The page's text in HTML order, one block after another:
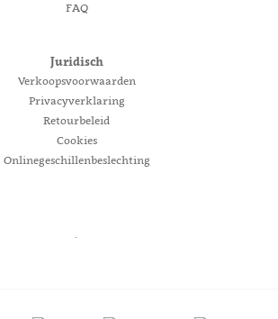
FAQ
Juridisch
Verkoopsvoorwaarden
Privacyverklaring
Retourbeleid
Cookies
Onlinegeschillenbeslechting